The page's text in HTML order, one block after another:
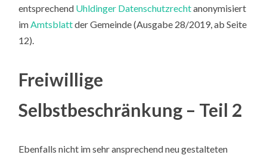
entsprechend Uhldinger Datenschutzrechtanonymisiert
imAmtsblattder Gemeinde (Ausgabe 28/2019, ab Seite
12).
Freiwillige
Selbstbeschränkung – Teil 2
Ebenfalls nicht im sehr ansprechend neu gestalteten